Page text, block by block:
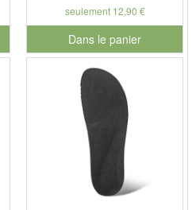
seulement 12,90 €
Dans le panier
pour le numéro de produit